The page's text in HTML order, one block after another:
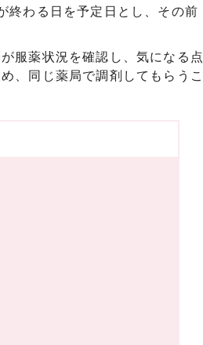
終わる日を予定日とし、その前
服薬状況を確認し、気になる点
、同じ薬局で調剤してもらうこ